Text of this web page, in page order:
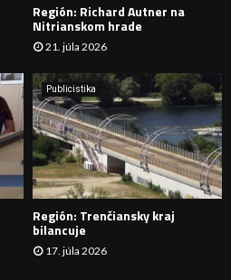
A
N
I
E
Región: Richard Autner na
Nitrianskom hrade
21. júla 2026
Publicistika
Región: Trenčiansky kraj
bilancuje
17. júla 2026